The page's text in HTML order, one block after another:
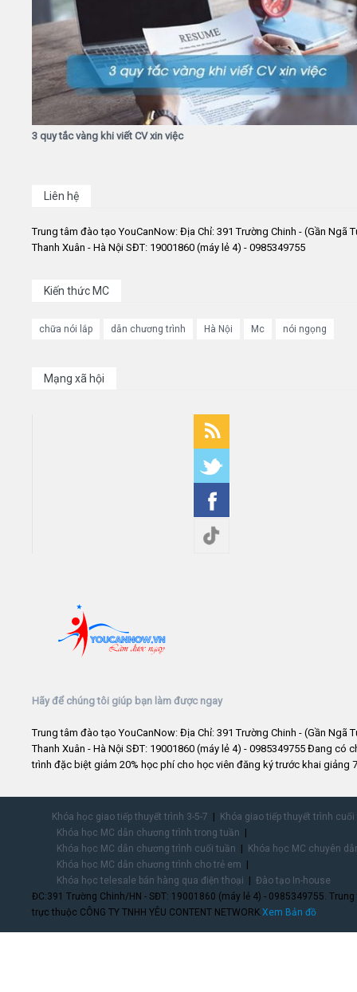
3 quy tắc vàng khi viết CV xin việc
Liên hệ
Trung tâm đào tạo YouCanNow: Địa Chỉ: 391 Trường Chinh - (Gần Ngã
Thanh Xuân - Hà Nội SĐT: 19001860 (máy lẻ 4) - 0985349755
Kiến thức MC
chữa nói lắp dẫn chương trình Hà Nội Mc nói ngọng
Mạng xã hội
Hãy để chúng tôi giúp bạn làm được ngay
Trung tâm đào tạo YouCanNow: Địa Chỉ: 391 Trường Chinh - (Gần Ngã
Thanh Xuân - Hà Nội SĐT: 19001860 (máy lẻ 4) - 0985349755 Đang có
trình đặc biệt giảm 20% học phí cho học viên đăng ký trước khai giảng
Khóa học giao tiếp thuyết trình 3-5-7
Khóa giao tiếp thuyết trình
Khóa học MC dẫn chương trình trong tuần
Khóa học MC dẫn chương trình cuối tuần
Khóa học MC chuyên
Khóa học MC dẫn chương trình cho trẻ em
Khóa học telesale bán hàng qua điện thoại
Đào tạo In-house
ĐC:391 Trường Chinh/HN - SĐT: 19001860 (máy lẻ 4) - 0985349755.
trực thuộc CÔNG TY TNHH YÊU CONTENT NETWORK.Xem Bản đồ